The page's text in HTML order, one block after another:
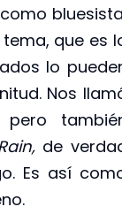
que es
lo
Nos
de
Es así